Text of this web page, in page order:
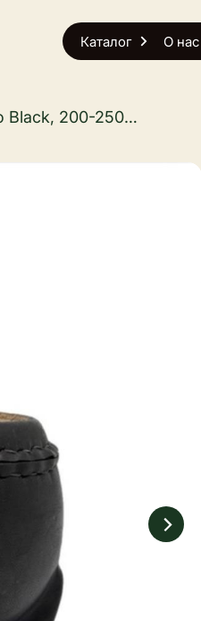
Каталог О нас
Калабас Torpedo Black, 200-250 мл.